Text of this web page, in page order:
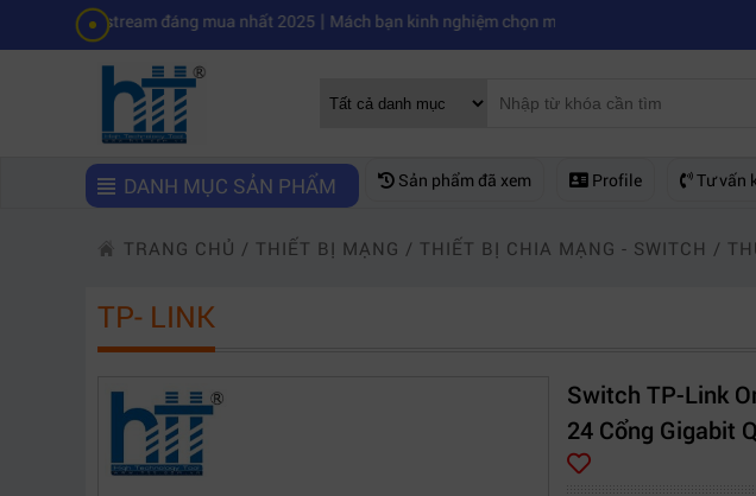
livestream đáng mua nhất 2025|Mách bạn kinh nghiệm chọn mua máy quay phim chuyên nghiệp
DANH MỤC SẢN PHẨM Sản phẩm đã xem Profile Tư vấn
TRANG CHỦ / THIẾT BỊ MẠNG / THIẾT BỊ CHIA MẠNG - SWITCH /
TP- LINK
Switch TP-Link
24 Cổng Gigabit